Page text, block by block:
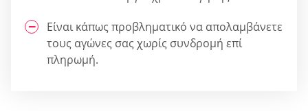
Είναι κάπως προβληματικό να απολαμβάνετε
τους αγώνες σας χωρίς συνδρομή επί
πληρωμή.